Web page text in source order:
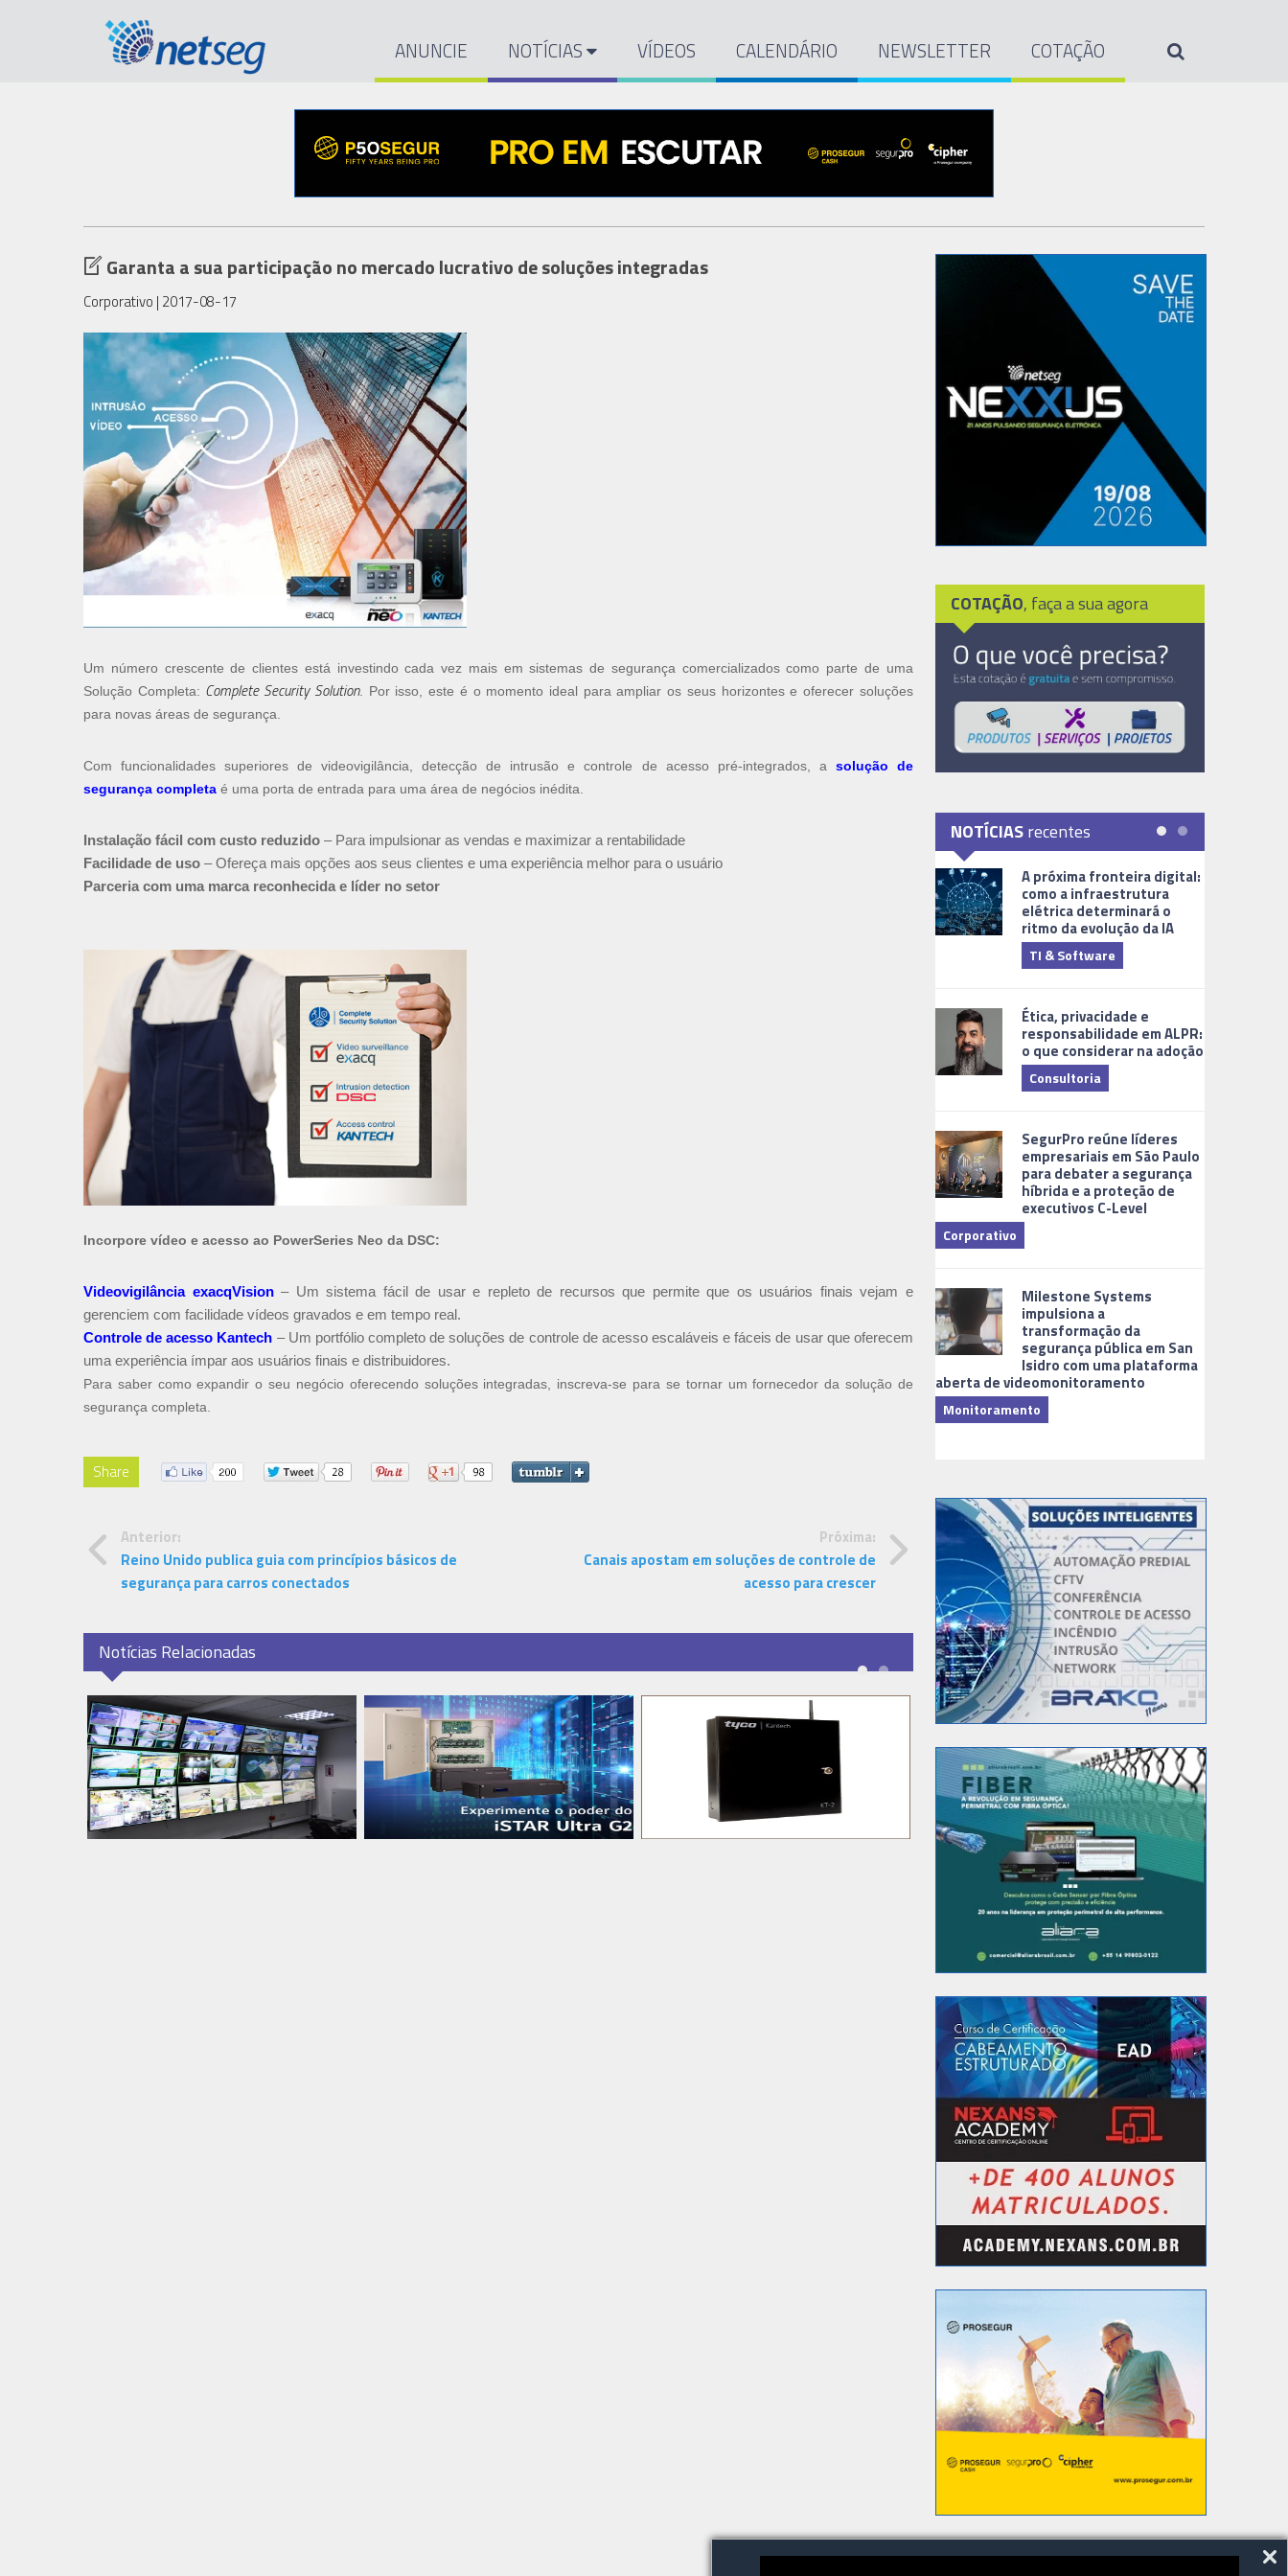
ANUNCIE NOTÍCIAS VÍDEOS CALENDÁRIO NEWSLETTER COTAÇÃO
Garanta a sua participação no mercado lucrativo de soluções integradas
Corporativo | 2017-08-17
Um número crescente de clientes está investindo cada vez mais em sistemas de segurança comercializados como parte de uma
Solução Completa: Complete Security Solution. Por isso, este é o momento ideal para ampliar os seus horizontes e oferecer soluções
para novas áreas de segurança.
Com funcionalidades superiores de videovigilância, detecção de intrusão e controle de acesso pré-integrados, a solução de
segurança completa é uma porta de entrada para uma área de negócios inédita.
Instalação fácil com custo reduzido – Para impulsionar as vendas e maximizar a rentabilidade
Facilidade de uso – Ofereça mais opções aos seus clientes e uma experiência melhor para o usuário
Parceria com uma marca reconhecida e líder no setor
Incorpore vídeo e acesso ao PowerSeries Neo da DSC:
Videovigilância exacqVision – Um sistema fácil de usar e repleto de recursos que permite que os usuários finais vejam e
gerenciem com facilidade vídeos gravados e em tempo real.
Controle de acesso Kantech – Um portfólio completo de soluções de controle de acesso escaláveis e fáceis de usar que oferecem
uma experiência ímpar aos usuários finais e distribuidores.
Para saber como expandir o seu negócio oferecendo soluções integradas, inscreva-se para se tornar um fornecedor da solução de
segurança completa.
Share
Anterior:
Reino Unido publica guia com princípios básicos de
segurança para carros conectados
Próxima:
Canais apostam em soluções de controle de
acesso para crescer
Notícias Relacionadas
COTAÇÃO, faça a sua agora
NOTÍCIASrecentes
A próxima fronteira digital:
como a infraestrutura
elétrica determinará o
ritmo da evolução da IA
TI & Software
Ética, privacidade e
responsabilidade em ALPR:
o que considerar na adoção
Consultoria
SegurPro reúne líderes
empresariais em São Paulo
para debater a segurança
híbrida e a proteção de
executivos C-Level
Corporativo
Milestone Systems
impulsiona a
transformação da
segurança pública em San
Isidro com uma plataforma
aberta de videomonitoramento
Monitoramento